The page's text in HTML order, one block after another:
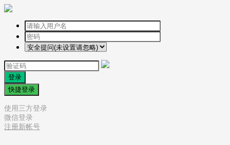
登录
快捷登录
使用三方登录
微信登录
注册新帐号